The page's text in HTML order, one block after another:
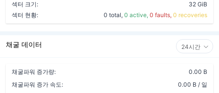
섹터 크기:
32 GiB
섹터 현황:
0 total, 0 active, 0 faults, 0 recoveries
채굴 데이터 24시간
채굴파워 증가량:
0.00 B
채굴파워 증가 속도:
0.00 B / 일